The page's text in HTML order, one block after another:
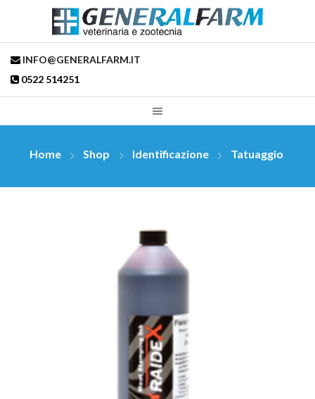
INFO@GENERALFARM.IT
0522 514251
Home Shop Identificazione Tatuaggio